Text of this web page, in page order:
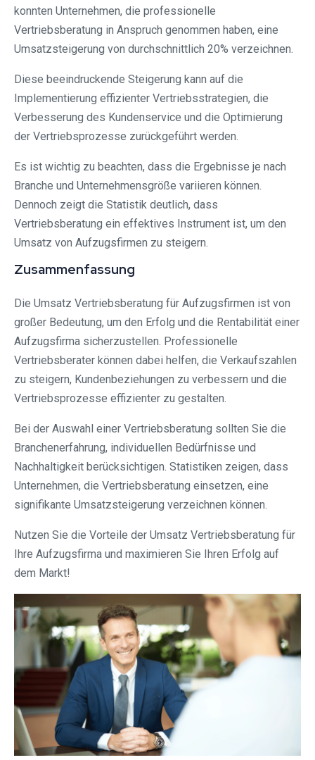
konnten Unternehmen, die professionelle
Vertriebsberatung in Anspruch genommen haben, eine
Umsatzsteigerung von durchschnittlich 20% verzeichnen.
Diese beeindruckende Steigerung kann auf die
Implementierung effizienter Vertriebsstrategien, die
Verbesserung des Kundenservice und die Optimierung
der Vertriebsprozesse zurückgeführt werden.
Es ist wichtig zu beachten, dass die Ergebnisse je nach
Branche und Unternehmensgröße variieren können.
Dennoch zeigt die Statistik deutlich, dass
Vertriebsberatung ein effektives Instrument ist, um den
Umsatz von Aufzugsfirmen zu steigern.
Zusammenfassung
Die Umsatz Vertriebsberatung für Aufzugsfirmen ist von
großer Bedeutung, um den Erfolg und die Rentabilität einer
Aufzugsfirma sicherzustellen. Professionelle
Vertriebsberater können dabei helfen, die Verkaufszahlen
zu steigern, Kundenbeziehungen zu verbessern und die
Vertriebsprozesse effizienter zu gestalten.
Bei der Auswahl einer Vertriebsberatung sollten Sie die
Branchenerfahrung, individuellen Bedürfnisse und
Nachhaltigkeit berücksichtigen. Statistiken zeigen, dass
Unternehmen, die Vertriebsberatung einsetzen, eine
signifikante Umsatzsteigerung verzeichnen können.
Nutzen Sie die Vorteile der Umsatz Vertriebsberatung für
Ihre Aufzugsfirma und maximieren Sie Ihren Erfolg auf
dem Markt!